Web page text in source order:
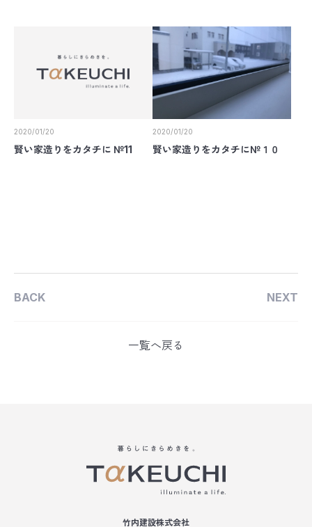
2020/01/20
賢い家造りをカタチに №11
2020/01/20
賢い家造りをカタチに№１０
BACK
一覧へ戻る
NEXT
竹内建設株式会社